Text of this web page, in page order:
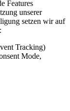
Features
unserer
setzen wir auf
Tracking)
Mode,